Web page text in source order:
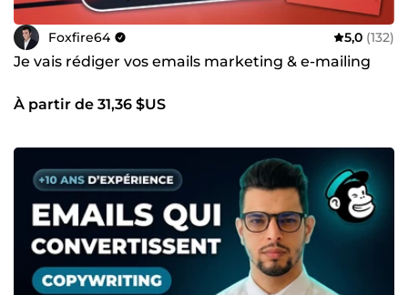
Foxfire64 5,0 (132)
Je vais rédiger vos emails marketing & e-mailing
À partir de 31,36 $US